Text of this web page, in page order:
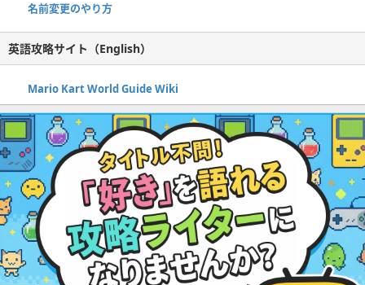
名前変更のやり方
英語攻略サイト（English）
Mario Kart World Guide Wiki